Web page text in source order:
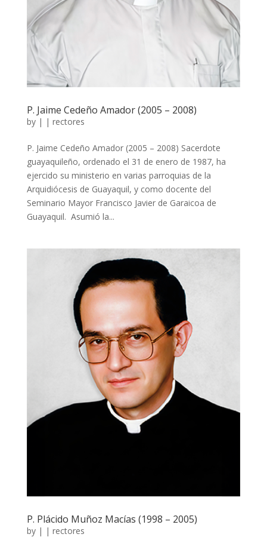
P. Jaime Cedeño Amador (2005 – 2008)
by | | rectores
P. Jaime Cedeño Amador (2005 – 2008) Sacerdote
guayaquileño, ordenado el 31 de enero de 1987, ha
ejercido su ministerio en varias parroquias de la
Arquidiócesis de Guayaquil, y como docente del
Seminario Mayor Francisco Javier de Garaicoa de
Guayaquil. Asumió la...
P. Plácido Muñoz Macías (1998 – 2005)
by | | rectores